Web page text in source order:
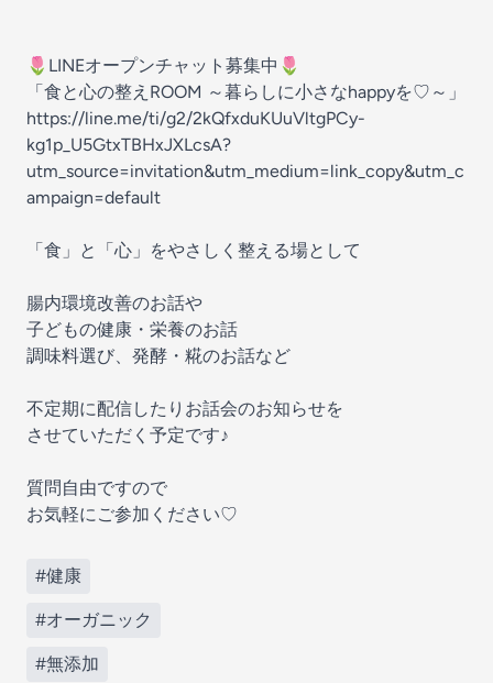
🌷LINEオープンチャット募集中🌷
「食と心の整えROOM ～暮らしに小さなhappyを♡～」
https://line.me/ti/g2/2kQfxduKUuVltgPCy-
kg1p_U5GtxTBHxJXLcsA?
utm_source=invitation&utm_medium=link_copy&utm_c
ampaign=default
「食」と「心」をやさしく整える場として
腸内環境改善のお話や
子どもの健康・栄養のお話
調味料選び、発酵・糀のお話など
不定期に配信したりお話会のお知らせを
させていただく予定です♪
質問自由ですので
お気軽にご参加ください♡
#健康
#オーガニック
#無添加